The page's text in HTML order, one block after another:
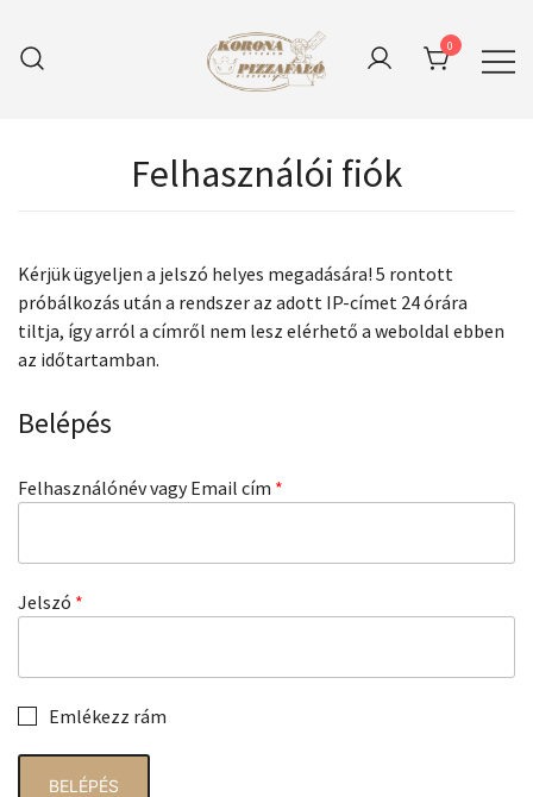
content
0
Felhasználói fiók
Kérjük ügyeljen a jelszó helyes megadására! 5 rontott
próbálkozás után a rendszer az adott IP-címet 24 órára
tiltja, így arról a címről nem lesz elérhető a weboldal ebben
az időtartamban.
Belépés
Felhasználónév vagy Email cím *
Jelszó *
Emlékezz rám
BELÉPÉS